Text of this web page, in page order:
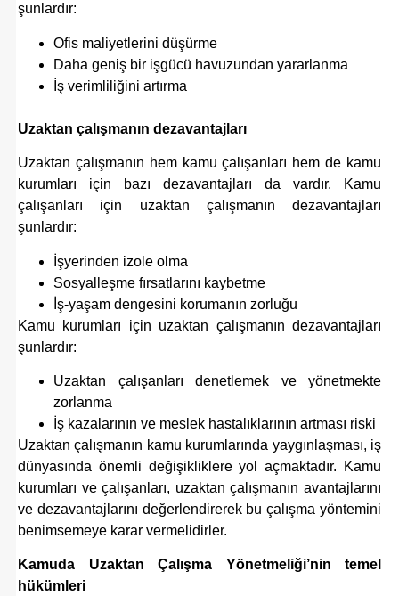
şunlardır:
Ofis maliyetlerini düşürme
Daha geniş bir işgücü havuzundan yararlanma
İş verimliliğini artırma
Uzaktan çalışmanın dezavantajları
Uzaktan çalışmanın hem kamu çalışanları hem de kamu
kurumları için bazı dezavantajları da vardır. Kamu
çalışanları için uzaktan çalışmanın dezavantajları
şunlardır:
İşyerinden izole olma
Sosyalleşme fırsatlarını kaybetme
İş-yaşam dengesini korumanın zorluğu
Kamu kurumları için uzaktan çalışmanın dezavantajları
şunlardır:
Uzaktan çalışanları denetlemek ve yönetmekte
zorlanma
İş kazalarının ve meslek hastalıklarının artması riski
Uzaktan çalışmanın kamu kurumlarında yaygınlaşması, iş
dünyasında önemli değişikliklere yol açmaktadır. Kamu
kurumları ve çalışanları, uzaktan çalışmanın avantajlarını
ve dezavantajlarını değerlendirerek bu çalışma yöntemini
benimsemeye karar vermelidirler.
Kamuda Uzaktan Çalışma Yönetmeliği’nin temel
hükümleri